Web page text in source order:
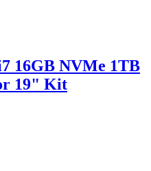
16GB NVMe 1TB
19" Kit